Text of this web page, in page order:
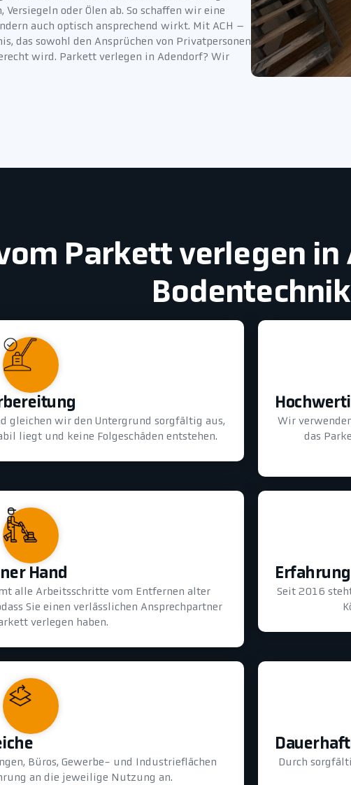
oder Ölen ab. So schaffen wir eine
auch optisch ansprechend wirkt. Mit ACH –
das sowohl den Ansprüchen von Privatpersonen
wird. Parkett verlegen in Adendorf? Wir
Parkett verlegen in
Bodentechnik
gleichen wir den Untergrund sorgfältig aus,
liegt und keine Folgeschäden entstehen.
Wir
das
Hand
alle Arbeitsschritte vom Entfernen alter
Sie einen verlässlichen Ansprechpartner
verlegen haben.
Seit 2016
Büros, Gewerbe- und Industrieflächen
an die jeweilige Nutzung an.
Durch